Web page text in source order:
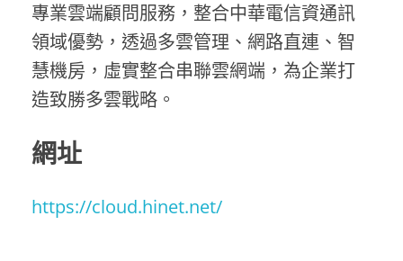
專業雲端顧問服務，整合中華電信資通訊
領域優勢，透過多雲管理、網路直連、智
慧機房，虛實整合串聯雲網端，為企業打
造致勝多雲戰略。
網址
https://cloud.hinet.net/